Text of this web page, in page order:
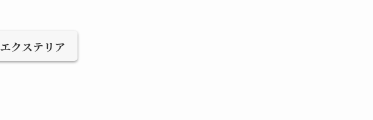
エクステリア